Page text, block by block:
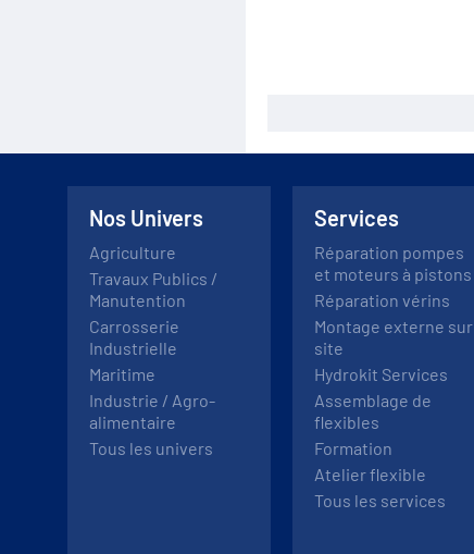
Nos Univers
Agriculture
Travaux Publics /
Manutention
Carrosserie
Industrielle
Maritime
Industrie / Agro-
alimentaire
Tous les univers
Services
Réparation pompes
et moteurs à pistons
Réparation vérins
Montage externe sur
site
Hydrokit Services
Assemblage de
flexibles
Formation
Atelier flexible
Tous les services